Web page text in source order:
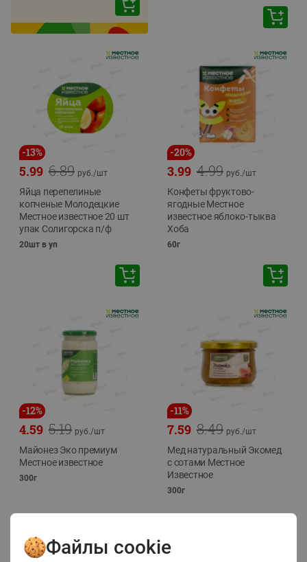
-13%
6.89
5.99 руб./шт
Яйца перепелиные
копченые Молодецкие
Местное известное 20 шт
упак Солигорска п/ф
20шт в уп
-20%
4.99
3.99 руб./шт
Конфеты фруктово-
ягодные Местное
известное яблоко-тыква
Хоба
60г
-12%
5.19
4.59 руб./шт
Майонез Эко премиум
Местное известное
300г
-11%
8.49
7.59 руб./шт
Мед натуральный Экомед
с сотами Местное
Известное
300г
Файлы cookie